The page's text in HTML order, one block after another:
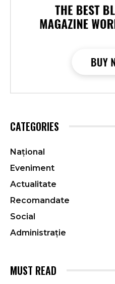
CATEGORIES
Național
Eveniment
Actualitate
Recomandate
Social
Administrație
MUST READ